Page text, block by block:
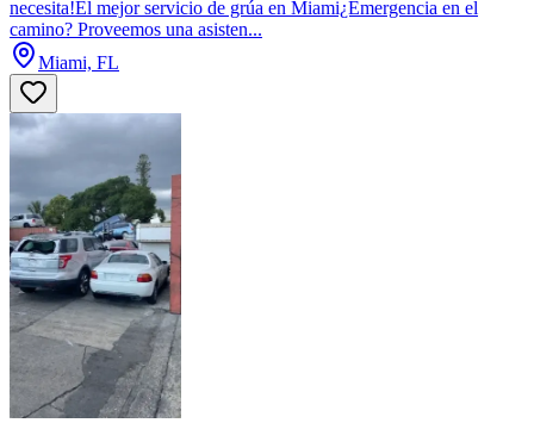
necesita!El mejor servicio de grúa en Miami¿Emergencia en el
camino? Proveemos una asisten...
Miami, FL